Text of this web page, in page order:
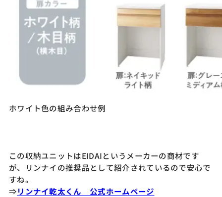
ホワイト色の組み合わせ例
この収納ユニットはEIDAIというメーカーの商材です
が、リンナイの推奨品として紹介されているので安心で
すね。
⇒リンナイ乾太くん 公式ホームページ